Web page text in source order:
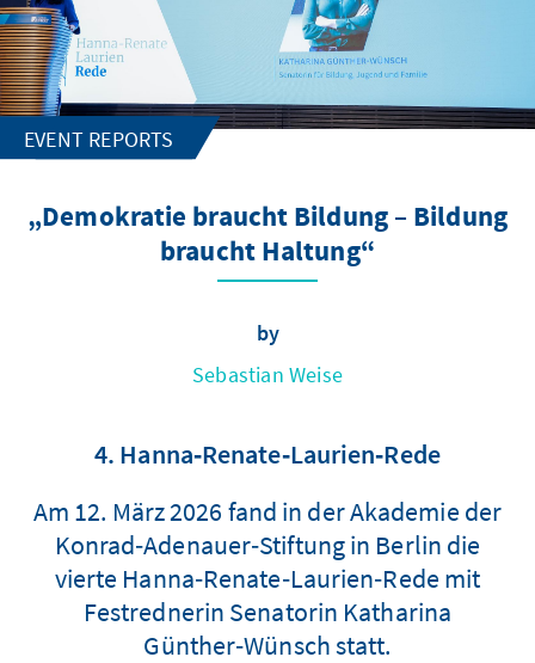
EVENT REPORTS
„Demokratie braucht Bildung – Bildung
braucht Haltung“
by
Sebastian Weise
4. Hanna‑Renate‑Laurien‑Rede
Am 12. März 2026 fand in der Akademie der
Konrad‑Adenauer‑Stiftung in Berlin die
vierte Hanna‑Renate‑Laurien‑Rede mit
Festrednerin Senatorin Katharina
Günther‑Wünsch statt.